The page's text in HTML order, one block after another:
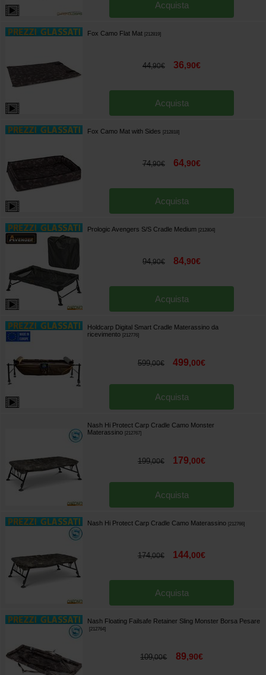
Acquista
Fox Camo Flat Mat [212819]
44,90€ 36,90€
Acquista
Fox Camo Mat with Sides [212818]
74,90€ 64,90€
Acquista
Prologic Avengers S/S Cradle Medium [212804]
94,90€ 84,90€
Acquista
Holdcarp Digital Smart Cradle Materassino da
ricevimento [212776]
599,00€ 499,00€
Acquista
Nash Hi Protect Carp Cradle Camo Monster
Materassino [212767]
199,00€ 179,00€
Acquista
Nash Hi Protect Carp Cradle Camo Materassino [212766]
174,00€ 144,00€
Acquista
Nash Floating Failsafe Retainer Sling Monster Borsa Pesare
[212764]
109,00€ 89,90€